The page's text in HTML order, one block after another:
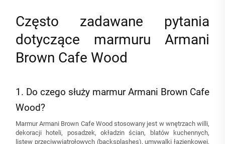
Często zadawane pytania
dotyczące marmuru Armani
Brown Cafe Wood
1. Do czego służy marmur Armani Brown Cafe
Wood?
Marmur Armani Brown Cafe Wood stosowany jest w wnętrzach willi,
dekoracji hoteli, posadzek, okładzin ścian, blatów kuchennych,
listew przeciwwiatrołowych (backsplashes), umywalki łazienkowej,